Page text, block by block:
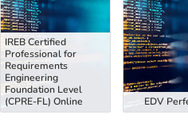
IREB Certified
Professional for
Requirements
Engineering
Foundation Level
(CPRE-FL) Online
EDV